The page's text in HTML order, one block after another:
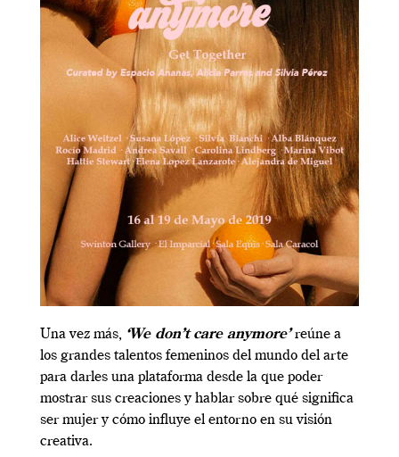
Una vez más, ‘We don’t care anymore’ reúne a
los grandes talentos femeninos del mundo del arte
para darles una plataforma desde la que poder
mostrar sus creaciones y hablar sobre qué significa
ser mujer y cómo influye el entorno en su visión
creativa.